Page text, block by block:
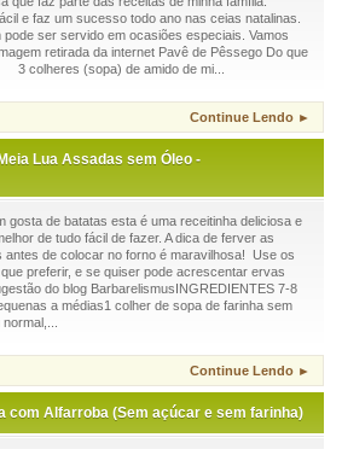
e faz um sucesso todo ano nas ceias natalinas.
pode ser servido em ocasiões especiais. Vamos
retirada da internet Pavê de Pêssego Do que
colheres (sopa) de amido de mi...
Continue Lendo ►
Lua Assadas sem Óleo -
gosta de batatas esta é uma receitinha deliciosa e
de tudo fácil de fazer. A dica de ferver as
antes de colocar no forno é maravilhosa! Use os
preferir, e se quiser pode acrescentar ervas
do blog BarbarelismusINGREDIENTES 7-8
a médias1 colher de sopa de farinha sem
Continue Lendo ►
com Alfarroba (Sem açúcar e sem farinha)